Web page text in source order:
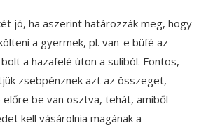
jó, ha aszerint határozzák meg, hogy
a gyermek, pl. van-e büfé az
a hazafelé úton a suliból. Fontos,
zsebpénznek azt az összeget,
előre be van osztva, tehát, amiből
kell vásárolnia magának a